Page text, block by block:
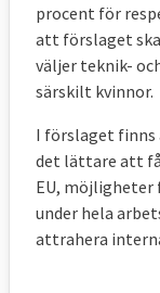
procent för
att förslaget
väljer teknik-
särskilt kvinnor.
I förslaget finns
det lättare att
EU, möjligheter
under hela
attrahera